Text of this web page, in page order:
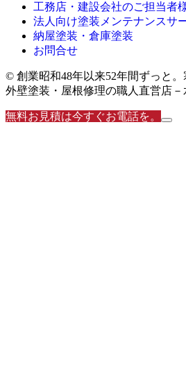
工務店・建設会社のご担当者
法人向け塗装メンテナンスサ
納屋塗装・倉庫塗装
お問合せ
© 創業昭和48年以来52年間ずっと
外壁塗装・屋根修理の職人直営店－
無料お見積は今すぐお電話を。